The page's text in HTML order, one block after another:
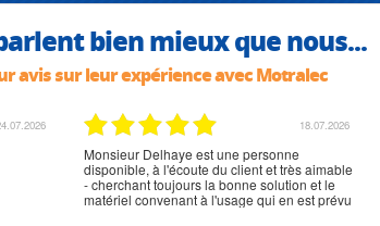
bien mieux que nous...
avis sur leur expérience avec Motralec
02.07.2026
rien à signaler, très content